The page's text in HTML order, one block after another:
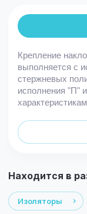
Крепление
выполняется с
стержневых
исполнения "П"
Находится в
Изоляторы